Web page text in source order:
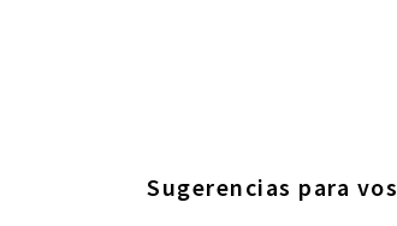
Sugerencias para vos